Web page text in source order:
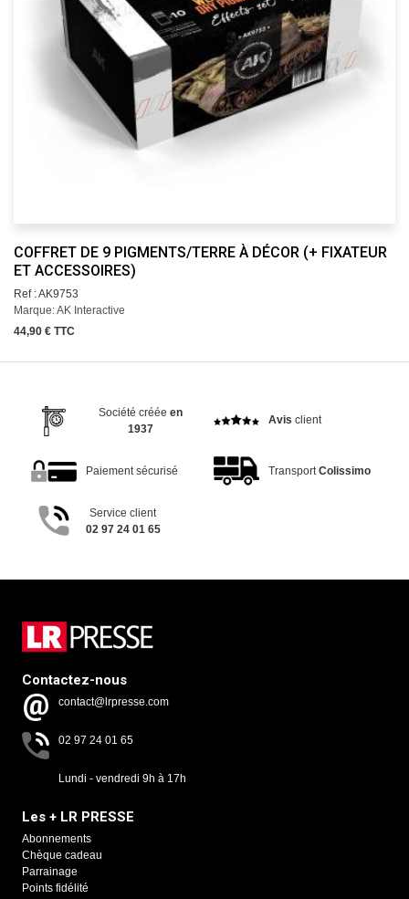
COFFRET DE 9 PIGMENTS/TERRE À DÉCOR (+ FIXATEUR
ET ACCESSOIRES)
Ref : AK9753
Marque: AK Interactive
44,90 € TTC
Société créée en
1937
Avis client
Paiement sécurisé TransportColissimo
Service client
02 97 24 01 65
Contactez-nous
contact@lrpresse.com
02 97 24 01 65
Lundi - vendredi 9h à 17h
Les + LR PRESSE
Abonnements
Chèque cadeau
Parrainage
Points fidélité